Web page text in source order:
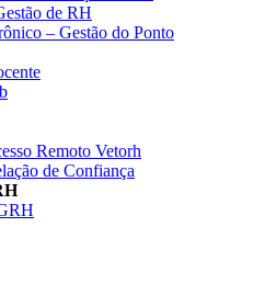
de RH
– Gestão do Ponto
Remoto Vetorh
de Confiança